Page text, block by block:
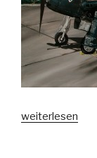
„Bearcat“
weiterlesen